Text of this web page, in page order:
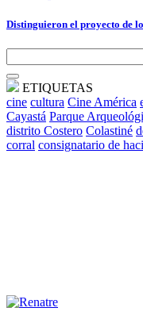
Distinguieron el proyecto de
ETIQUETAS
cine cultura Cine América
Cayastá Parque
distrito Costero Colastiné
corral consignatario de